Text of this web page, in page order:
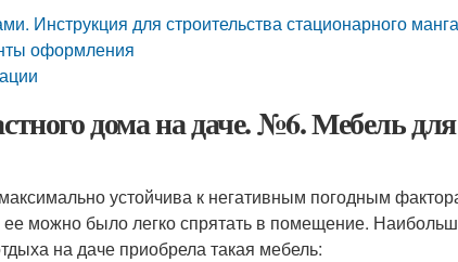
Инструкция для строительства стационарного
оформления
дома на даче. №6. Мебель
устойчива к негативным погодным
можно было легко спрятать в помещение.
на даче приобрела такая мебель: